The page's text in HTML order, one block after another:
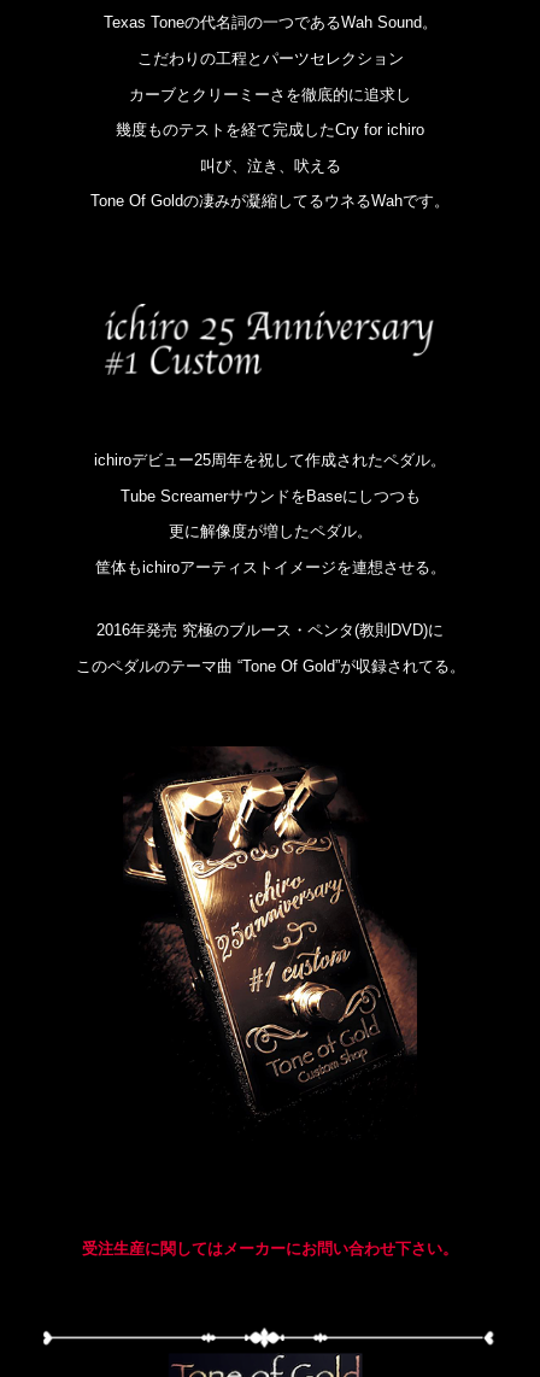
Texas Toneの代名詞の一つであるWah Sound。
こだわりの工程とパーツセレクション
カーブとクリーミーさを徹底的に追求し
幾度ものテストを経て完成したCry for ichiro
叫び、泣き、吠える
Tone Of Goldの凄みが凝縮してるウネるWahです。
ichiroデビュー25周年を祝して作成されたペダル。
Tube ScreamerサウンドをBaseにしつつも
更に解像度が増したペダル。
筐体もichiroアーティストイメージを連想させる。
2016年発売 究極のブルース・ペンタ(教則DVD)に
このペダルのテーマ曲 “Tone Of Gold”が収録されてる。
受注生産に関してはメーカーにお問い合わせ下さい。